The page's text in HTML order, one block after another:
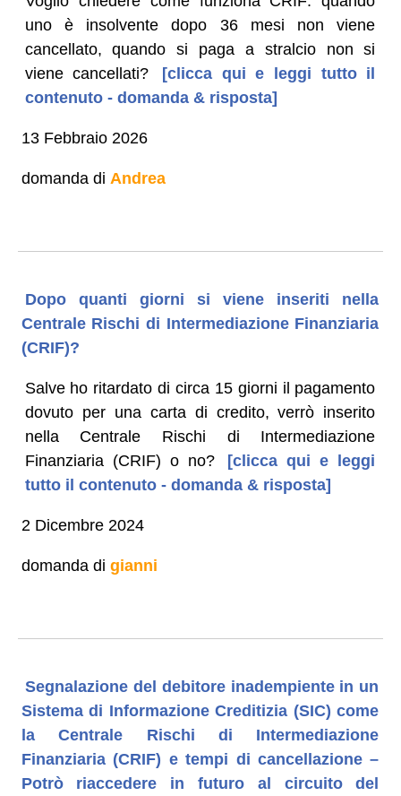
uno è insolvente dopo 36 mesi non viene
cancellato, quando si paga a stralcio non si
viene cancellati?
[clicca qui e leggi tutto il
contenuto - domanda & risposta]
13 Febbraio 2026
domanda di Andrea
Dopo quanti giorni si viene inseriti nella
Centrale Rischi di Intermediazione Finanziaria
(CRIF)?
Salve ho ritardato di circa 15 giorni il pagamento
dovuto per una carta di credito, verrò inserito
nella Centrale Rischi di Intermediazione
Finanziaria (CRIF) o no?
[clicca qui e leggi
tutto il contenuto - domanda & risposta]
2 Dicembre 2024
domanda di gianni
Segnalazione del debitore inadempiente in un
Sistema di Informazione Creditizia (SIC) come
la Centrale Rischi di Intermediazione
Finanziaria (CRIF) e tempi di cancellazione –
Potrò riaccedere in futuro al circuito del